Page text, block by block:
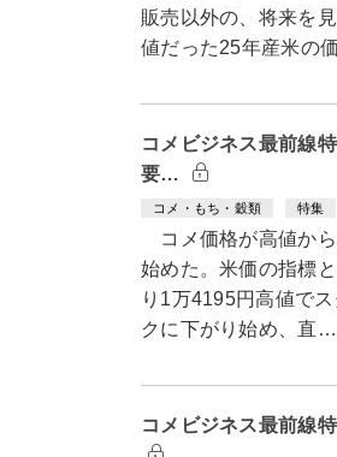
販売以外の、将来を
値だった25年産米の
コメビジネス最前線
要…
コメ・もち・穀類 特集
コメ価格が高値か
始めた。米価の指標
り1万4195円高値で
クに下がり始め、直
コメビジネス最前線